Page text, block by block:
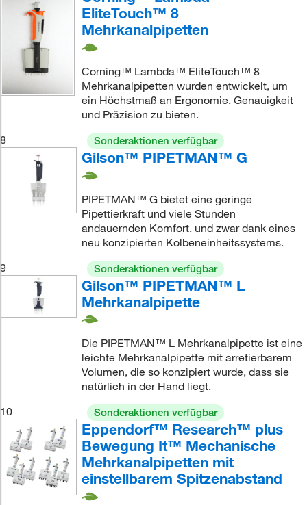
EliteTouch™ 8
Mehrkanalpipetten
Corning™ Lambda™ EliteTouch™ 8
Mehrkanalpipetten wurden entwickelt, um
ein Höchstmaß an Ergonomie, Genauigkeit
und Präzision zu bieten.
8
Sonderaktionen verfügbar
Gilson™ PIPETMAN™ G
PIPETMAN™ G bietet eine geringe
Pipettierkraft und viele Stunden
andauernden Komfort, und zwar dank eines
neu konzipierten Kolbeneinheitssystems.
9
Sonderaktionen verfügbar
Gilson™ PIPETMAN™ L
Mehrkanalpipette
Die PIPETMAN™ L Mehrkanalpipette ist eine
leichte Mehrkanalpipette mit arretierbarem
Volumen, die so konzipiert wurde, dass sie
natürlich in der Hand liegt.
10
Sonderaktionen verfügbar
Eppendorf™ Research™ plus
Bewegung It™ Mechanische
Mehrkanalpipetten mit
einstellbarem Spitzenabstand